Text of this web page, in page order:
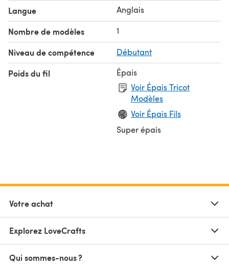
Langue Anglais
Nombre de modèles 1
Niveau de compétence Débutant
Poids du fil
Épais
Voir Épais Tricot
Modèles
Voir Épais Fils
Super épais
Votre achat
Explorez LoveCrafts
Qui sommes-nous ?